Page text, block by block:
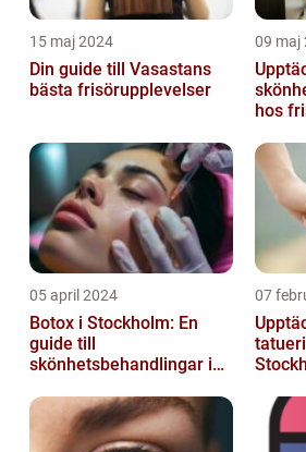
15 maj 2024
Din guide till Vasastans
bästa frisörupplevelser
09 maj
hos
05 april 2024
Botox i Stockholm: En
guide till
skönhetsbehandlingar i
07